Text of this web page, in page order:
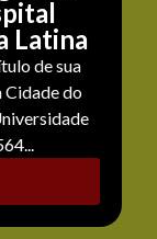
Latina
de sua
do